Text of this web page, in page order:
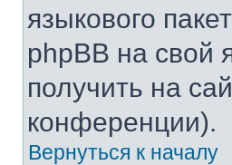
языкового
phpBB на
получить на
конференции).
Вернуться к началу